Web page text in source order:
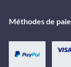
Méthodes de